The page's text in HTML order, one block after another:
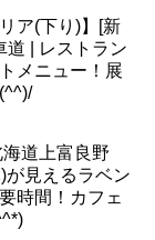
ア(下り)】[新
道 | レストラン
メニュー！展
海道上富良野
が見えるラベン
時間！カフェ